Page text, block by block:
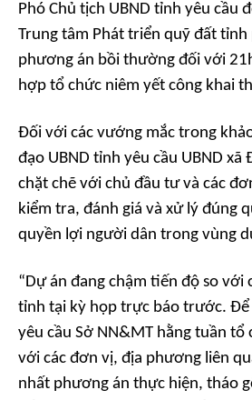
Phó Chủ tịch UBND tỉnh yêu cầu
Trung tâm Phát triển quỹ đất
phương án bồi thường đối với
hợp tổ chức niêm yết công khai
Đối với các vướng mắc trong
đạo UBND tỉnh yêu cầu UBND
chặt chẽ với chủ đầu tư và các
kiểm tra, đánh giá và xử lý đúng
quyền lợi người dân trong vùng
“Dự án đang chậm tiến độ so với
tỉnh tại kỳ họp trực báo trước.
yêu cầu Sở NN&MT hằng tuần
với các đơn vị, địa phương liên
nhất phương án thực hiện, tháo